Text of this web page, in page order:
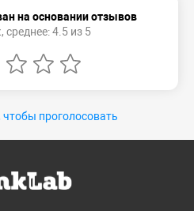
на основании отзывов
среднее: 4.5 из 5
чтобы проголосовать